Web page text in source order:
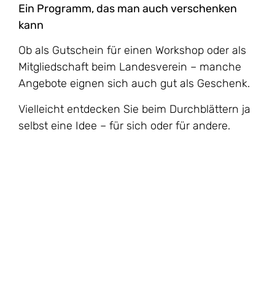
Ein Programm, das man auch verschenken
kann
Ob als Gutschein für einen Workshop oder als
Mitgliedschaft beim Landesverein – manche
Angebote eignen sich auch gut als Geschenk.
Vielleicht entdecken Sie beim Durchblättern ja
selbst eine Idee – für sich oder für andere.